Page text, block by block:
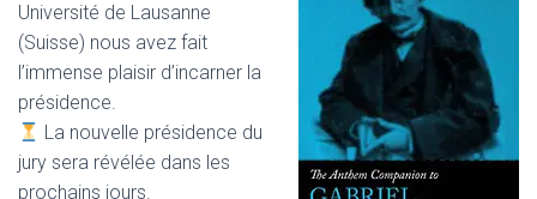
Université de Lausanne
(Suisse) nous avez fait
l’immense plaisir d’incarner la
présidence.
La nouvelle présidence du
jury sera révélée dans les
prochains jours.